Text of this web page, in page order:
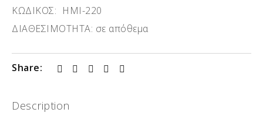
ΚΩΔΙΚΟΣ: ΗΜΙ-220
ΔΙΑΘΕΣΙΜΟΤΗΤΑ: σε απόθεμα
Share:
Description